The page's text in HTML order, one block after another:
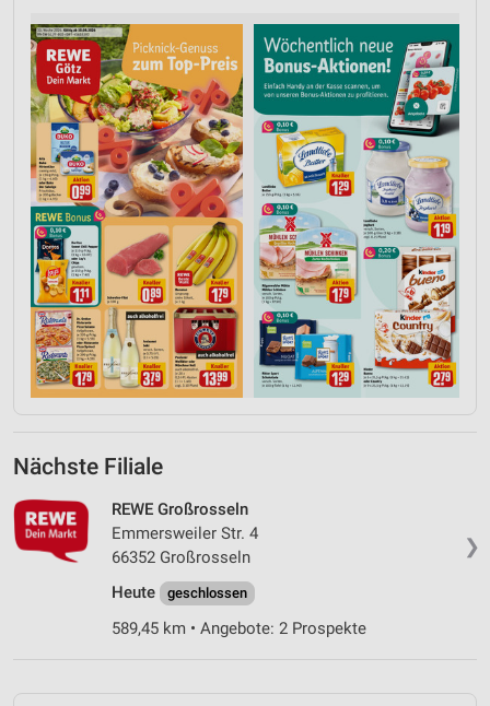
Nächste Filiale
❯
REWE Großrosseln
Emmersweiler Str. 4
66352 Großrosseln
Heute
geschlossen
589,45 km • Angebote: 2 Prospekte